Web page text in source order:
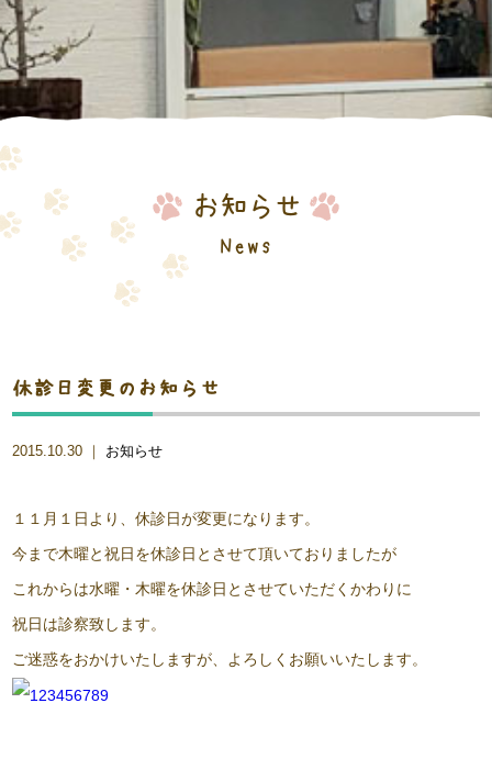
お知らせ
News
休診日変更のお知らせ
2015.10.30 ｜ お知らせ
１１月１日より、休診日が変更になります。
今まで木曜と祝日を休診日とさせて頂いておりましたが
これからは水曜・木曜を休診日とさせていただくかわりに
祝日は診察致します。
ご迷惑をおかけいたしますが、よろしくお願いいたします。